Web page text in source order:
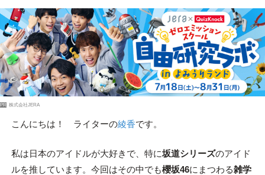
PR 株式会社JERA
こんにちは！ ライターの綾香です。
私は日本のアイドルが大好きで、特に坂道シリーズのアイド
ルを推しています。今回はその中でも櫻坂46にまつわる雑学